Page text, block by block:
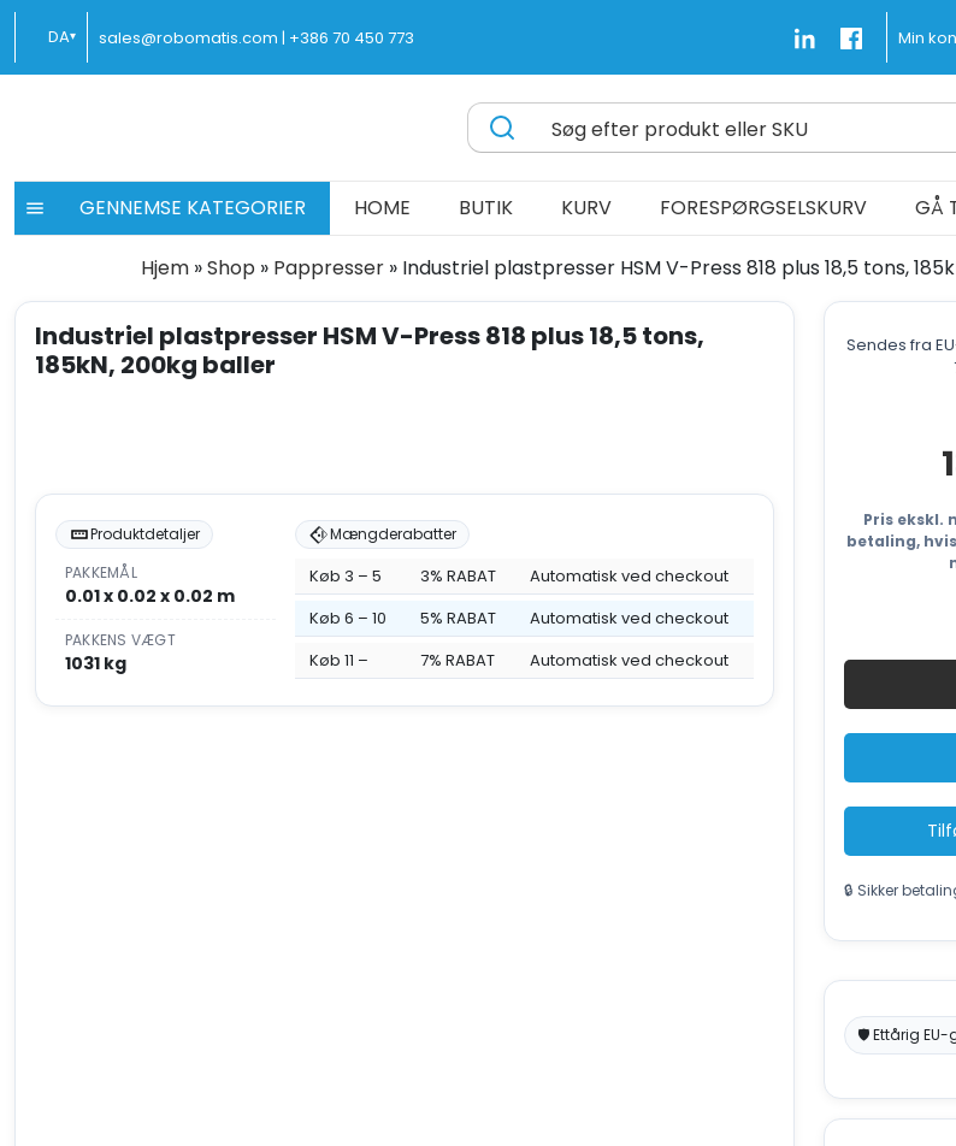
Spring
indhold
DA▾ sales@robomatis.com | +386 70 450 773 Min
Battery Strapping Tools and Packing Machines Delivered Fast and Free
Søg efter produkt eller SKU
GENNEMSE KATEGORIER HOME BUTIK KURV FORESPØRGSELSKURV GÅ
Hjem »Shop » Pappresser » Industriel plastpresser HSM V-Press 818 plus 18,5 tons,
Industriel plastpresser HSM V-Press 818 plus 18,5 tons,
185kN, 200kg baller
Produktdetaljer
PAKKEMÅL
0.01 x 0.02 x 0.02 m
PAKKENS VÆGT
1031 kg
Mængderabatter
Køb 3 – 5 3% RABAT
Automatisk ved checkout
Køb 6 – 10
5% RABAT
Automatisk ved checkout
Køb 11 –
7% RABAT Automatisk ved checkout
Sendes fra
Pris ekskl.
betaling,
🔒 Sikker
🛡️ Ettårig